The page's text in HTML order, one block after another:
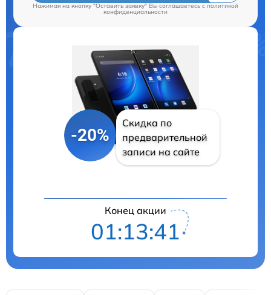
Нажимая на кнопку "Оставить заявку" Вы соглашаетесь cполитикой
конфиденциальности
-20%
Скидка по
предварительной
записи на сайте
Конец акции
01:13:40